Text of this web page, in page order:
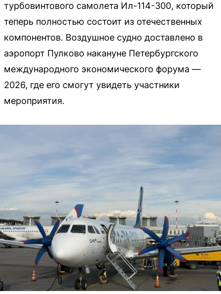
турбовинтового самолета Ил-114-300, который
теперь полностью состоит из отечественных
компонентов. Воздушное судно доставлено в
аэропорт Пулково накануне Петербургского
международного экономического форума —
2026, где его смогут увидеть участники
мероприятия.